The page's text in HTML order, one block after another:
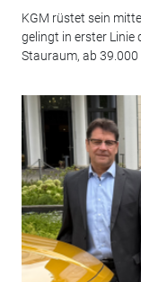
KGM rüstet sein
gelingt in erster Linie
Stauraum, ab 39.000